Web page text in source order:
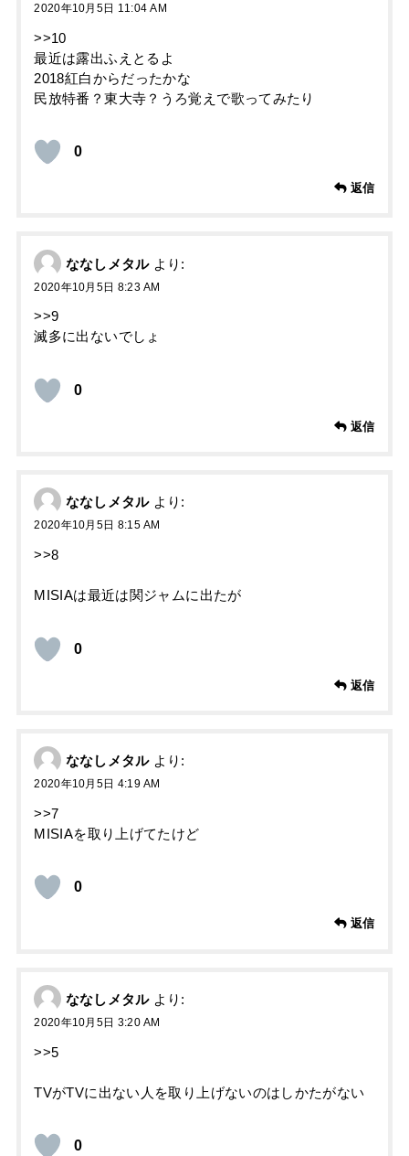
2020年10月5日 11:04 AM
>>10
最近は露出ふえとるよ
2018紅白からだったかな
民放特番？東大寺？うろ覚えで歌ってみたり
0
返信
ななしメタル より:
2020年10月5日 8:23 AM
>>9
滅多に出ないでしょ
0
返信
ななしメタル より:
2020年10月5日 8:15 AM
>>8
MISIAは最近は関ジャムに出たが
0
返信
ななしメタル より:
2020年10月5日 4:19 AM
>>7
MISIAを取り上げてたけど
0
返信
ななしメタル より:
2020年10月5日 3:20 AM
>>5
TVがTVに出ない人を取り上げないのはしかたがない
0